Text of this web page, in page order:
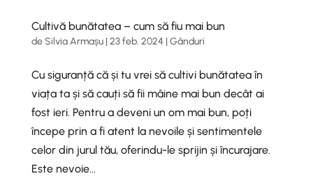
Cultivă bunătatea – cum să fiu mai bun
deSilvia Armașu|23 feb. 2024 |Gânduri
Cu siguranță că și tu vrei să cultivi bunătatea în
viața ta și să cauți să fii mâine mai bun decât ai
fost ieri. Pentru a deveni un om mai bun, poți
începe prin a fi atent la nevoile și sentimentele
celor din jurul tău, oferindu-le sprijin și încurajare.
Este nevoie...